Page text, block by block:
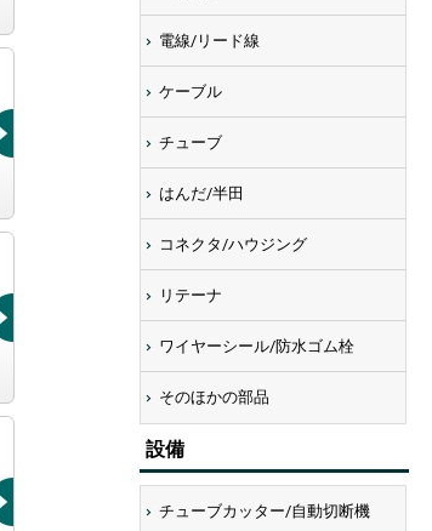
電線/リード線
ケーブル
チューブ
はんだ/半田
コネクタ/ハウジング
リテーナ
ワイヤーシール/防水ゴム栓
そのほかの部品
設備
チューブカッター/自動切断機